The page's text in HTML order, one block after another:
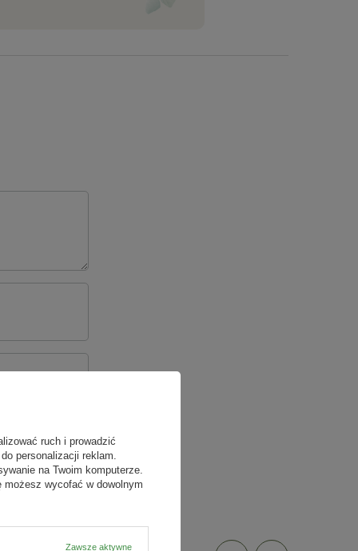
ruch i prowadzić
personalizacji reklam.
na Twoim komputerze.
możesz wycofać w dowolnym
Zawsze aktywne